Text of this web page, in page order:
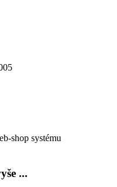
shop systému
...